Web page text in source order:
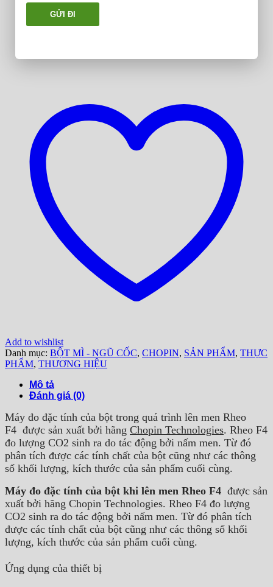
Add to wishlist
Danh mục: BỘT MÌ - NGŨ CỐC, CHOPIN, SẢN PHẨM, THỰC
PHẨM, THƯƠNG HIỆU
Mô tả
Đánh giá (0)
Máy đo đặc tính của bột trong quá trình lên men Rheo
F4 được sản xuất bởi hãng Chopin Technologies. Rheo F4
đo lượng CO2 sinh ra do tác động bởi nấm men. Từ đó
phân tích được các tính chất của bột cũng như các thông
số khối lượng, kích thước của sản phẩm cuối cùng.
Máy đo đặc tính của bột khi lên men Rheo F4 được sản
xuất bởi hãng Chopin Technologies. Rheo F4 đo lượng
CO2 sinh ra do tác động bởi nấm men. Từ đó phân tích
được các tính chất của bột cũng như các thông số khối
lượng, kích thước của sản phẩm cuối cùng.
Ứng dụng của thiết bị